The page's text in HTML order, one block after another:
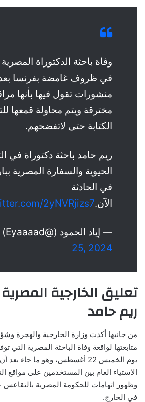
وفاة باحثة الدكتوراة
في ظروف غامضة بفرنسا بعد
منشورات تقول فيها بأنها
مخترقة ويتم محاولة قمعها
الكتابة حتى لاتفضحهم.
ريم حامد باحثة دكتوراة في
الحيوية والسفارة المصرية
في الحادثة
الآن.2yNVRjizs7
— إياد الحمود (@Eyaaaad)
25, 2024
تعليق الخارجية
ريم حامد
من جانبها أكدت وزارة الخارجية والهجرة
متابعتها لواقعة وفاة الباحثة المصرية
يوم الخميس 22 أغسطس، وهو ما جاء
الاستياء العام بين المستخدمين على مواقع
وظهور اتهامات للحكومة المصرية بالتقاعس
في الخارج.